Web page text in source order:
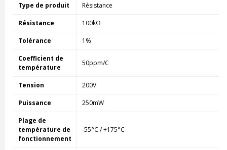
Type de produit Résistance
Résistance 100kΩ
Tolérance 1%
Coefficient de
température
50ppm/C
Tension 200V
Puissance 250mW
Plage de
température de
fonctionnement
-55°C / +175°C